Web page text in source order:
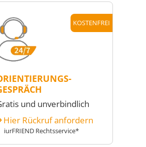
KOSTENFREI
und unverbindlich
Hier Rückruf anfordern
iurFRIEND Rechtsservice*